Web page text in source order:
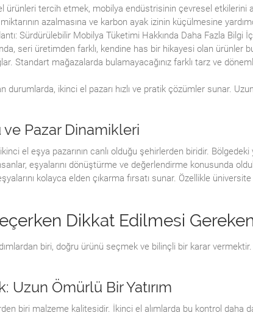
ürünleri tercih etmek, mobilya endüstrisinin çevresel etkilerini
azalmasına ve karbon ayak izinin küçülmesine
Sürdürülebilir Mobilya Tüketimi Hakkında Daha Fazla Bilgi
seri üretimden farklı, kendine has bir hikayesi olan ürünler
Standart mağazalarda bulamayacağınız farklı tarz ve
durumlarda, ikinci el pazarı hızlı ve pratik çözümler sunar.
Pazar Dinamikleri
el eşya pazarının canlı olduğu şehirlerden biridir.
eşyalarını dönüştürme ve değerlendirme konusunda
kolayca elden çıkarma fırsatı sunar. Özellikle
Dikkat Edilmesi
biri, doğru ürünü seçmek ve bilinçli bir karar vermektir.
Uzun Ömürlü Bir Yatırım
biri malzeme kalitesidir. İkinci el alımlarda bu kontrol daha